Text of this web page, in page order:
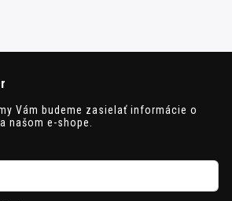
Vám budeme zasielať informácie o
našom e-shope.